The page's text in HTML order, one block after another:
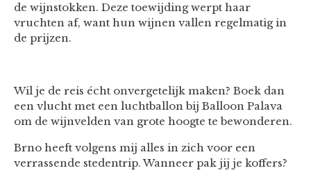
de wijnstokken. Deze toewijding werpt haar
vruchten af, want hun wijnen vallen regelmatig in
de prijzen.
Wil je de reis écht onvergetelijk maken? Boek dan
een vlucht met een luchtballon bij Balloon Palava
om de wijnvelden van grote hoogte te bewonderen.
Brno heeft volgens mij alles in zich voor een
verrassende stedentrip. Wanneer pak jij je koffers?